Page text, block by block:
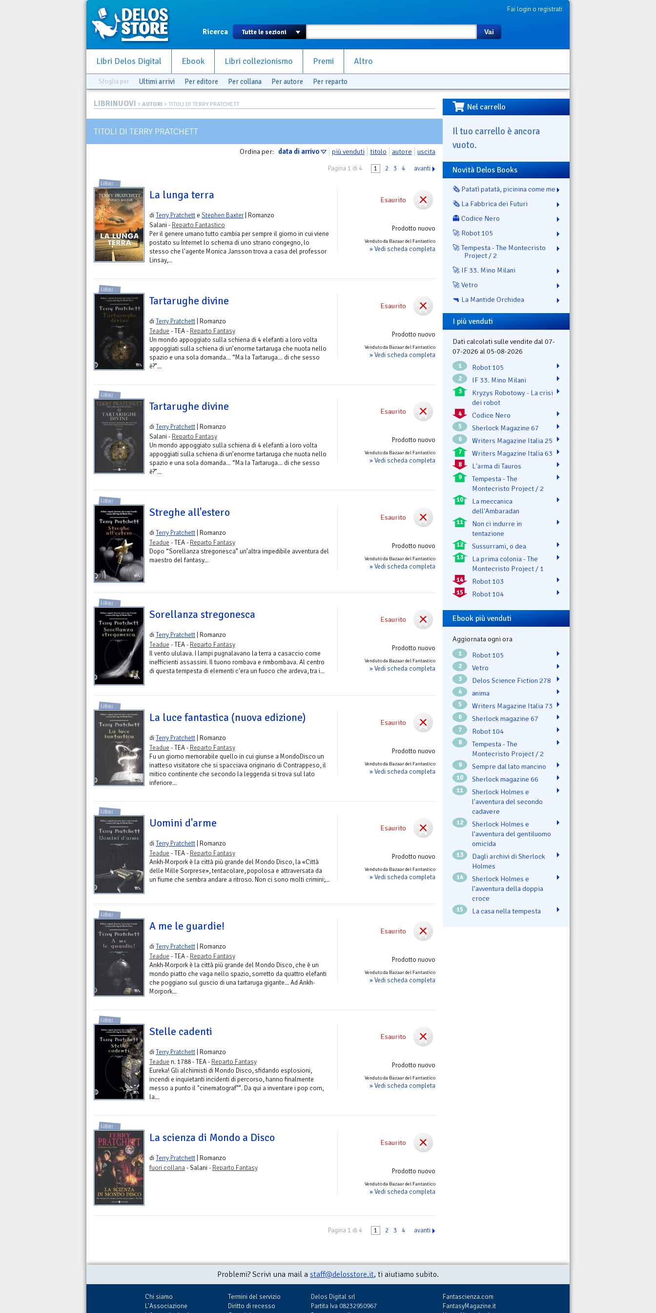
Fai login o registrati
Ricerca Vai
Libri Delos Digital Ebook Libri collezionismo Premi Altro
Sfoglia per Ultimi arrivi Per editore Per collana Per autore Per reparto
LIBRINUOVI > AUTORI > TITOLI DI TERRY PRATCHETT
TITOLI DI TERRY PRATCHETT
Ordina per: data di arrivo più venduti titolo autore uscita
Pagina 1 di 4 1 2 3 4 avanti
Esaurito
Prodotto nuovo
Venduto da Bazaar del Fantastico
» Vedi scheda completa
LIBRI
La lunga terra
diTerry Pratchett e Stephen Baxter| Romanzo
Salani - Reparto Fantastico
Per il genere umano tutto cambia per sempre il giorno in cui viene
postato su Internet lo schema di uno strano congegno, lo
stesso che l'agente Monica Jansson trova a casa del professor
Linsay,...
Esaurito
Prodotto nuovo
Venduto da Bazaar del Fantastico
» Vedi scheda completa
LIBRI
Tartarughe divine
diTerry Pratchett | Romanzo
Teadue - TEA - Reparto Fantasy
Un mondo appoggiato sulla schiena di 4 elefanti a loro volta
appoggiati sulla schiena di un’enorme tartaruga che nuota nello
spazio e una sola domanda… “Ma la Tartaruga… di che sesso
è?”...
Esaurito
Prodotto nuovo
Venduto da Bazaar del Fantastico
» Vedi scheda completa
LIBRI
Tartarughe divine
diTerry Pratchett | Romanzo
Salani - Reparto Fantasy
Un mondo appoggiato sulla schiena di 4 elefanti a loro volta
appoggiati sulla schiena di un’enorme tartaruga che nuota nello
spazio e una sola domanda… “Ma la Tartaruga… di che sesso
è?”...
Esaurito
Prodotto nuovo
Venduto da Bazaar del Fantastico
» Vedi scheda completa
LIBRI
Streghe all'estero
diTerry Pratchett | Romanzo
Teadue - TEA - Reparto Fantasy
Dopo “Sorellanza stregonesca” un’altra impedibile avventura del
maestro del fantasy...
Esaurito
Prodotto nuovo
Venduto da Bazaar del Fantastico
» Vedi scheda completa
LIBRI
Sorellanza stregonesca
diTerry Pratchett | Romanzo
Teadue - TEA - Reparto Fantasy
Il vento ululava. I lampi pugnalavano la terra a casaccio come
inefficienti assassini. Il tuono rombava e rimbombava. Al centro
di questa tempesta di elementi c'era un fuoco che ardeva, tra i...
Esaurito
Prodotto nuovo
Venduto da Bazaar del Fantastico
» Vedi scheda completa
LIBRI
La luce fantastica (nuova edizione)
diTerry Pratchett | Romanzo
Teadue - TEA - Reparto Fantasy
Fu un giorno memorabile quello in cui giunse a MondoDisco un
inatteso visitatore che si spacciava originario di Contrappeso, il
mitico continente che secondo la leggenda si trova sul lato
inferiore...
Esaurito
Prodotto nuovo
Venduto da Bazaar del Fantastico
» Vedi scheda completa
LIBRI
Uomini d'arme
diTerry Pratchett | Romanzo
Teadue - TEA - Reparto Fantasy
Ankh-Morpork è la città più grande del Mondo Disco, la «Città
delle Mille Sorprese», tentacolare, popolosa e attraversata da
un fiume che sembra andare a ritroso. Non ci sono molti crimini;...
Esaurito
Prodotto nuovo
Venduto da Bazaar del Fantastico
» Vedi scheda completa
LIBRI
A me le guardie!
diTerry Pratchett | Romanzo
Teadue - TEA - Reparto Fantasy
Ankh-Morpork è la città più grande del Mondo Disco, che è un
mondo piatto che vaga nello spazio, sorretto da quattro elefanti
che poggiano sul guscio di una tartaruga gigante... Ad Ankh-
Morpork...
Esaurito
Prodotto nuovo
Venduto da Bazaar del Fantastico
» Vedi scheda completa
LIBRI
Stelle cadenti
diTerry Pratchett | Romanzo
Teadue n. 1788 - TEA - Reparto Fantasy
Eureka! Gli alchimisti di Mondo Disco, sfidando esplosioni,
incendi e inquietanti incidenti di percorso, hanno finalmente
messo a punto il "cinematograf"”. Da qui a inventare i pop corn,
la...
Esaurito
Prodotto nuovo
Venduto da Bazaar del Fantastico
» Vedi scheda completa
LIBRI
La scienza di Mondo a Disco
diTerry Pratchett | Romanzo
fuori collana- Salani - Reparto Fantasy
Pagina 1 di 4 1 2 3 4 avanti
Nel carrello
Il tuo carrello è ancora
vuoto.
Novità Delos Books
🗞️ Patatì patatà, picinina come me
🗞️ La Fabbrica dei Futuri
👻 Codice Nero
🚀 Robot 105
🚀 Tempesta - The Montecristo
Project / 2
🚀 IF 33. Mino Milani
🚀 Vetro
🔫 La Mantide Orchidea
I più venduti
Dati calcolati sulle vendite dal 07-
07-2026 al 05-08-2026
1 Robot 105
2 IF 33. Mino Milani
3
Kryzys Robotowy - La crisi
dei robot
4 Codice Nero
5 Sherlock Magazine 67
6 Writers Magazine Italia 25
7 Writers Magazine Italia 63
8 L'arma di Tauros
9
Tempesta - The
Montecristo Project / 2
10
La meccanica
dell'Ambaradan
11
Non ci indurre in
tentazione
12 Sussurrami, o dea
13
La prima colonia - The
Montecristo Project / 1
14 Robot 103
15 Robot 104
Ebook più venduti
Aggiornata ogni ora
1 Robot 105
2 Vetro
3 Delos Science Fiction 278
4 ənima
5 Writers Magazine Italia 73
6 Sherlock magazine 67
7 Robot 104
8
Tempesta - The
Montecristo Project / 2
9 Sempre dal lato mancino
10 Sherlock magazine 66
11
Sherlock Holmes e
l'avventura del secondo
cadavere
12
Sherlock Holmes e
l’avventura del gentiluomo
omicida
13
Dagli archivi di Sherlock
Holmes
14
Sherlock Holmes e
l’avventura della doppia
croce
15 La casa nella tempesta
Problemi? Scrivi una mail a staff@delosstore.it, ti aiutiamo subito.
Chi siamo
L'Associazione
Termini del servizio
Diritto di recesso
Delos Digital srl
Partita Iva 08232950967
Fantascienza.com
FantasyMagazine.it